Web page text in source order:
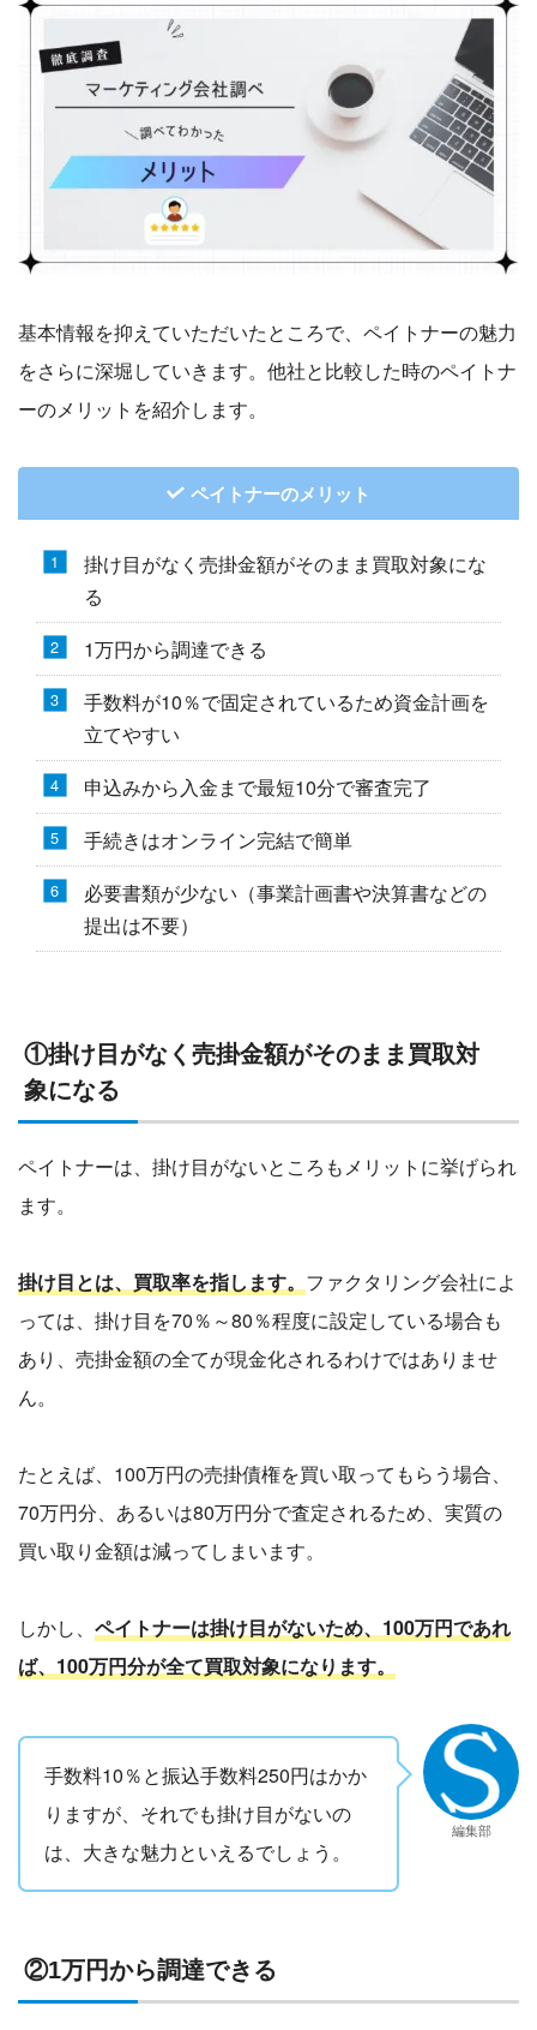
基本情報を抑えていただいたところで、ペイトナーの魅力
をさらに深堀していきます。他社と比較した時のペイトナ
ーのメリットを紹介します。
ペイトナーのメリット
掛け目がなく売掛金額がそのまま買取対象にな
る
1万円から調達できる
手数料が10％で固定されているため資金計画を
立てやすい
申込みから入金まで最短10分で審査完了
手続きはオンライン完結で簡単
必要書類が少ない（事業計画書や決算書などの
提出は不要）
①掛け目がなく売掛金額がそのまま買取対
象になる
ペイトナーは、掛け目がないところもメリットに挙げられ
ます。
掛け目とは、買取率を指します。 ファクタリング会社によ
っては、掛け目を70％～80％程度に設定している場合も
あり、売掛金額の全てが現金化されるわけではありませ
ん。
たとえば、100万円の売掛債権を買い取ってもらう場合、
70万円分、あるいは80万円分で査定されるため、実質の
買い取り金額は減ってしまいます。
しかし、 ペイトナーは掛け目がないため、100万円であれ
ば、100万円分が全て買取対象になります。
手数料10％と振込手数料250円はかか
りますが、それでも掛け目がないの
は、大きな魅力といえるでしょう。
編集部
②1万円から調達できる